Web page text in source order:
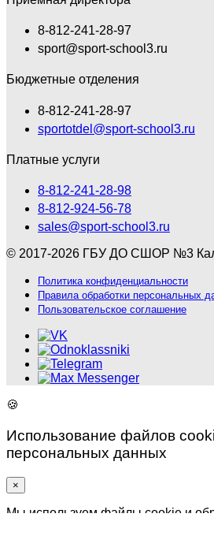
8-812-241-28-97
sport@sport-school3.ru
Бюджетные отделения
8-812-241-28-97
sportotdel@sport-school3.ru
Платные услуги
8-812-241-28-98
8-812-924-56-78
sales@sport-school3.ru
© 2017-2026 ГБУ ДО СШОР №3
Политика конфиденциальности
Правила обработки персональных
Пользовательское соглашение
🍪
Использование файлов
персональных данных
×
Мы используем файлы cookie и